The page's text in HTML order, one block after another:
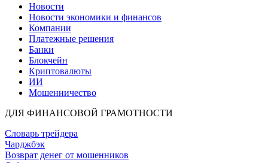
Новости
Новости экономики и финансов
Компании
Платежные решения
Банки
Блокчейн
Криптовалюты
ИИ
Мошенничество
ДЛЯ ФИНАНСОВОЙ ГРАМОТНОСТИ
Словарь трейдера
Чарджбэк
Возврат денег от мошенников